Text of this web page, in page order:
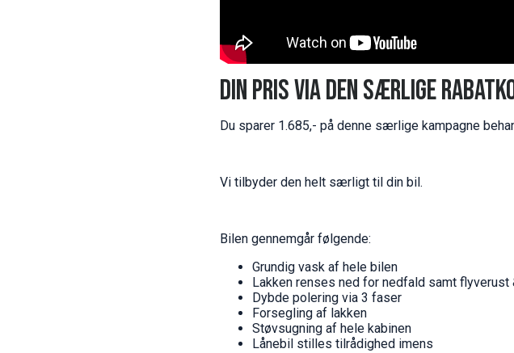
Din pris via den særlige
Du sparer 1.685,- på denne særlige kampagne
Vi tilbyder den helt særligt til din bil.
Bilen gennemgår følgende:
Grundig vask af hele bilen
Lakken renses ned for nedfald samt flyverust
Dybde polering via 3 faser
Forsegling af lakken
Støvsugning af hele kabinen
Lånebil stilles tilrådighed imens